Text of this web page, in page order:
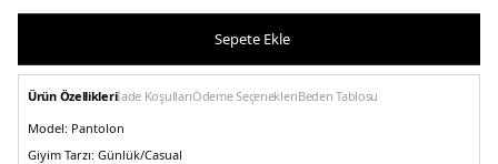
Sepete Ekle
Ürün Özellikleriİade KoşullarıÖdeme SeçenekleriBeden Tablosu
Model: Pantolon
Giyim Tarzı: Günlük/Casual